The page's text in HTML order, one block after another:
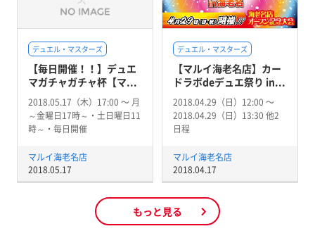
デュエル・マスターズ
【毎日開催！！】デュエ
マガチャガチャ杯【マ...
2018.05.17（木）17:00 〜 月
～金曜日17時～・土日曜日11
時～・毎日開催
マルイ海老名店
2018.05.17
デュエル・マスターズ
【マルイ海老名店】カー
ドラボdeデュエ祭り in...
2018.04.29（日）12:00 〜
2018.04.29（日）13:30 他2
日程
マルイ海老名店
2018.04.17
もっと見る